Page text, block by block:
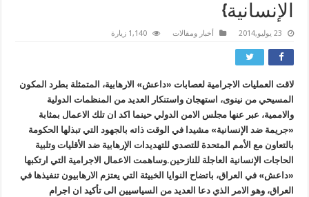
الإنسانية}
23 يوليو,2014 أخبار ومقالات 1,140 زيارة
لاقت العمليات الاجرامية لعصابات «داعش» الارهابية، المتمثلة بطرد المكون
المسيحي من نينوى، استهجان واستنكار العديد من المنظمات الدولية
والاممية، عبر عنها مجلس الامن الدولي حينما اكد ان تلك الاعمال بمثابة
«جريمة ضد الإنسانية» مشيدا في الوقت ذاته بالجهود التي تبذلها الحكومة
بالتعاون مع الأمم المتحدة للتصدي للتهديدات الإرهابية ضد الأقليات وتلبية
الحاجات الإنسانية العاجلة للنازحين.وساهمت الاعمال الاجرامية التي ارتكبها
«داعش» في العراق، باتضاح النوايا الخبيثة التي يعتزم الارهابيون تنفيذها في
العراق، وهو الامر الذي دعا العديد من السياسيين الى تأكيد ان اجرام